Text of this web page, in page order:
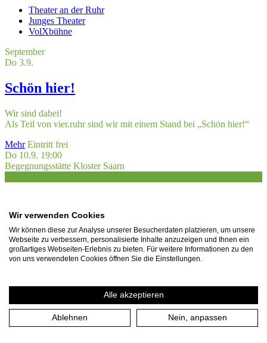
Theater an der Ruhr
Junges Theater
VolXbühne
September
Do 3.9.
Schön hier!
Wir sind dabei!
Als Teil von vier.ruhr sind wir mit einem Stand bei „Schön hier!“
Mehr Eintritt frei
Do 10.9. 19:00
Begegnungsstätte Kloster Saarn
Othello
The Lord Chamberlain’s Menpresent Shakespeare at Kloster Saarn
10.-12. September – Open Air – in English
Fr 11.9. 19:00
Begegnungsstätte Kloster Saarn
International
Wir verwenden Cookies
Wir können diese zur Analyse unserer Besucherdaten platzieren, um unsere
Webseite zu verbessern, personalisierte Inhalte anzuzeigen und Ihnen ein
großartiges Webseiten-Erlebnis zu bieten. Für weitere Informationen zu den
von uns verwendeten Cookies öffnen Sie die Einstellungen.
Alle akzeptieren
Ablehnen Nein, anpassen